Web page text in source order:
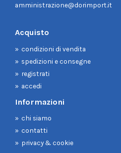
amministrazione@dorimport.it
Acquisto
condizioni di vendita
spedizioni e consegne
registrati
accedi
Informazioni
chi siamo
contatti
privacy & cookie